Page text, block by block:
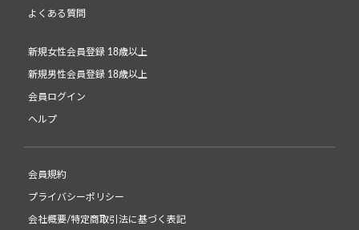
よくある質問
新規女性会員登録 18歳以上
新規男性会員登録 18歳以上
会員ログイン
ヘルプ
会員規約
プライバシーポリシー
会社概要/特定商取引法に基づく表記